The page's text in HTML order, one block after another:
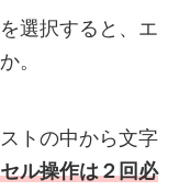
選択すると、エ
。
トの中から文字
ル操作は２回必